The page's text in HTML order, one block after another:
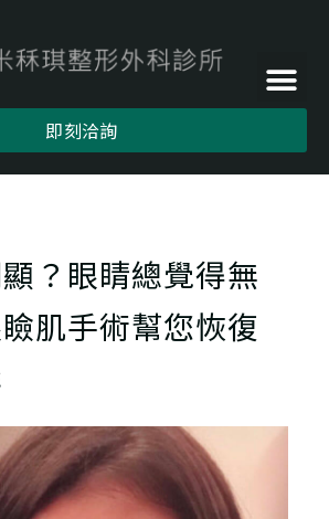
即刻洽詢
？眼睛總覺得無
肌手術幫您恢復